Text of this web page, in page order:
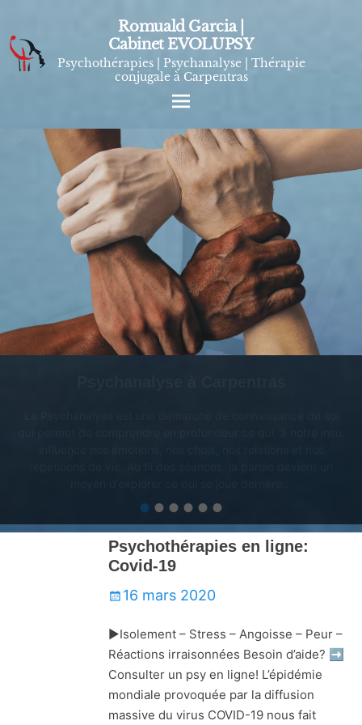
Romuald Garcia |
Cabinet EVOLUPSY
Psychothérapies | Psychanalyse | Thérapie
conjugale à Carpentras
••••••
Psychothérapies en ligne:
Covid-19
Écrit16 mars 2020
▶Isolement – Stress – Angoisse – Peur –
Réactions irraisonnées Besoin d’aide? ➡️
Consulter un psy en ligne! L’épidémie
mondiale provoquée par la diffusion
massive du virus COVID-19 nous fait